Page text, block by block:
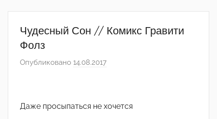
Чудесный Сон // Комикс Гравити
Фолз
Опубликовано 14.08.2017
Даже просыпаться не хочется